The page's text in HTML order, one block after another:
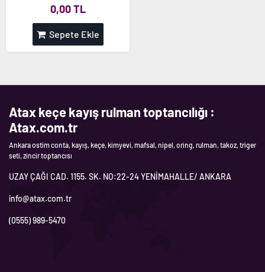
0,00 TL
Sepete Ekle
Atax keçe kayış rulman toptancılığı :
Atax.com.tr
Ankara ostim conta, kayış, keçe, kimyevi, mafsal, nipel, oring, rulman, takoz, triger
seti, zincir toptancısı
UZAY ÇAĞI CAD. 1155. SK. NO:22-24 YENİMAHALLE/ ANKARA
info@atax.com.tr
(0555) 989-5470